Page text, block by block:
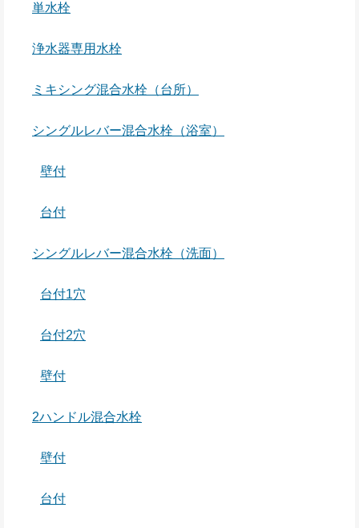
単水栓
浄水器専用水栓
ミキシング混合水栓（台所）
シングルレバー混合水栓（浴室）
壁付
台付
シングルレバー混合水栓（洗面）
台付1穴
台付2穴
壁付
2ハンドル混合水栓
壁付
台付